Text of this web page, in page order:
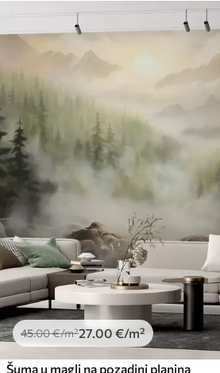
45.00€/m²27.00 €/m²
Šuma u magli na pozadini planina